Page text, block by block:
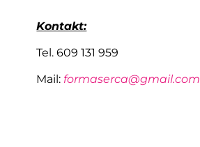
Kontakt:
Tel. 609 131 959
Mail: formaserca@gmail.com